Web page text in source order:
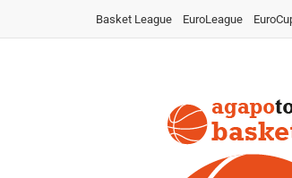
Basket League EuroLeague